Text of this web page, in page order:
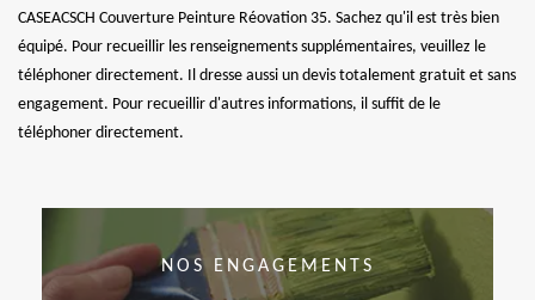
CASEACSCH Couverture Peinture Réovation 35. Sachez qu'il est très bien
équipé. Pour recueillir les renseignements supplémentaires, veuillez le
téléphoner directement. Il dresse aussi un devis totalement gratuit et sans
engagement. Pour recueillir d'autres informations, il suffit de le
téléphoner directement.
NOS ENGAGEMENTS